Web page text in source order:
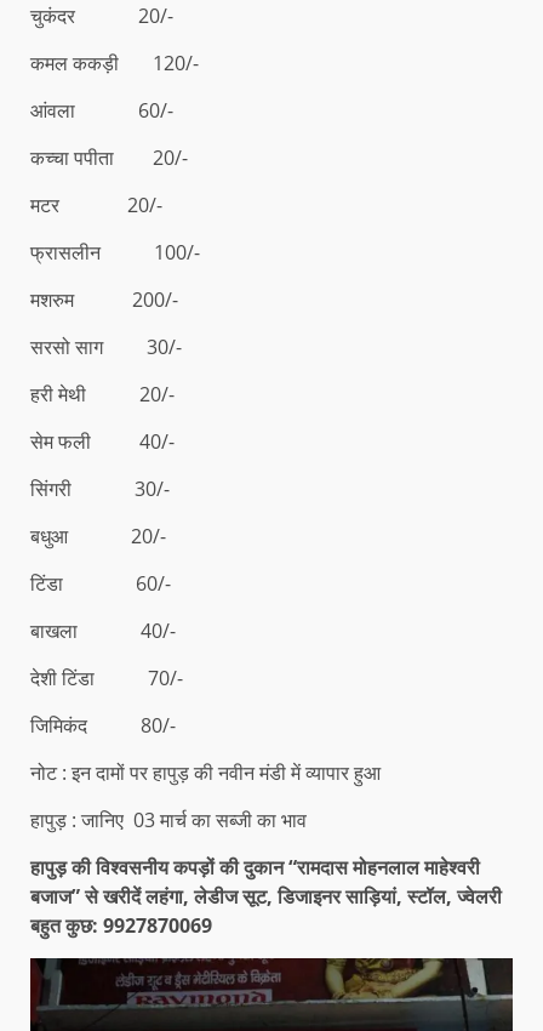
चुकंदर 20/-
कमल ककड़ी 120/-
आंवला 60/-
कच्चा पपीता 20/-
मटर 20/-
फ्रासलीन 100/-
मशरुम 200/-
सरसो साग 30/-
हरी मेथी 20/-
सेम फली 40/-
सिंगरी 30/-
बधुआ 20/-
टिंडा 60/-
बाखला 40/-
देशी टिंडा 70/-
जिमिकंद 80/-
नोट : इन दामों पर हापुड़ की नवीन मंडी में व्यापार हुआ
हापुड़ : जानिए 03 मार्च का सब्जी का भाव
हापुड़ की विश्वसनीय कपड़ों की दुकान “रामदास मोहनलाल माहेश्वरी
बजाज” से खरीदें लहंगा, लेडीज सूट, डिजाइनर साड़ियां, स्टॉल, ज्वेलरी
बहुत कुछ: 9927870069